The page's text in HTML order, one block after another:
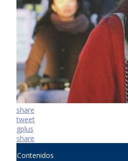
share
tweet
gplus
share
Contenidos